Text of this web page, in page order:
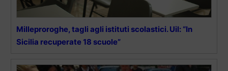
Milleproroghe, tagli agli istituti scolastici. Uil: “In
Sicilia recuperate 18 scuole”